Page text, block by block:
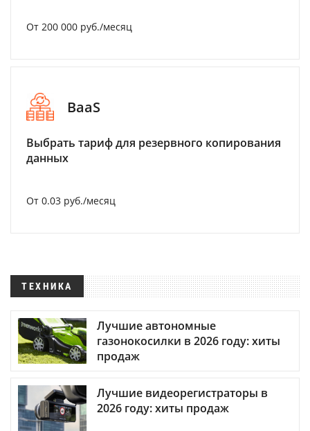
От 200 000 руб./месяц
BaaS
Выбрать тариф для резервного копирования
данных
От 0.03 руб./месяц
ТЕХНИКА
Лучшие автономные
газонокосилки в 2026 году: хиты
продаж
Лучшие видеорегистраторы в
2026 году: хиты продаж